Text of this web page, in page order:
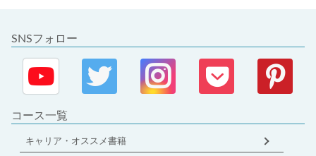
SNSフォロー
コース一覧
キャリア・オススメ書籍